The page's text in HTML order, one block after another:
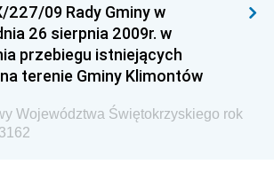
227/09 Rady Gminy w
26 sierpnia 2009r. w
przebiegu istniejących
terenie Gminy Klimontów
Województwa Świętokrzyskiego rok